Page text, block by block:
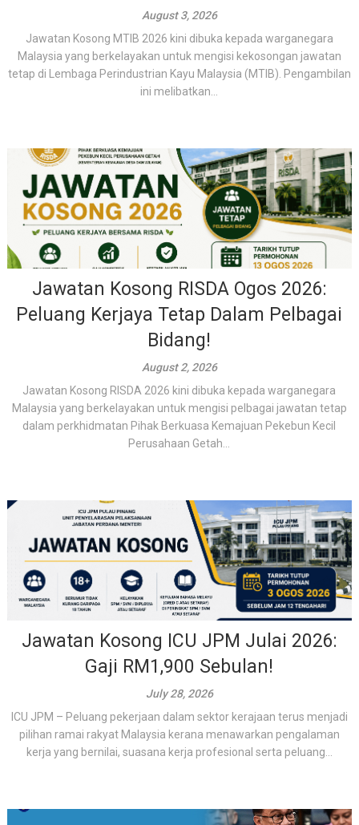
August 3, 2026
Jawatan Kosong MTIB 2026 kini dibuka kepada warganegara
Malaysia yang berkelayakan untuk mengisi kekosongan jawatan
tetap di Lembaga Perindustrian Kayu Malaysia (MTIB). Pengambilan
ini melibatkan...
Jawatan Kosong RISDA Ogos 2026:
Peluang Kerjaya Tetap Dalam Pelbagai
Bidang!
August 2, 2026
Jawatan Kosong RISDA 2026 kini dibuka kepada warganegara
Malaysia yang berkelayakan untuk mengisi pelbagai jawatan tetap
dalam perkhidmatan Pihak Berkuasa Kemajuan Pekebun Kecil
Perusahaan Getah...
Jawatan Kosong ICU JPM Julai 2026:
Gaji RM1,900 Sebulan!
July 28, 2026
ICU JPM – Peluang pekerjaan dalam sektor kerajaan terus menjadi
pilihan ramai rakyat Malaysia kerana menawarkan pengalaman
kerja yang bernilai, suasana kerja profesional serta peluang...